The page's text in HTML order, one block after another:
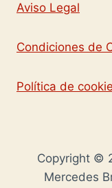
Aviso Legal
Condiciones de
Política de
Copyright ©
Mercedes